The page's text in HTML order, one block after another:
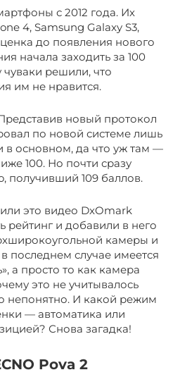
с 2012 года. Их
4, Samsung Galaxy S3,
до появления нового
начала заходить за 100
чуваки решили, что
им не нравится.
новый протокол
по новой системе лишь
в основном, да что уж там —
100. Но почти сразу
получивший 109 баллов.
это видео DxOmark
рейтинг и добавили в него
камеры и
последнем случае имеется
а просто то как камера
это не учитывалось
непонятно. И какой режим
— автоматика или
Снова загадка!
Pova 2